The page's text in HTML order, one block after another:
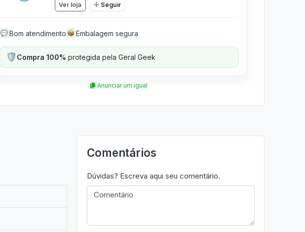
Ver loja Seguir
💬 Bom atendimento 📦 Embalagem segura
🛡️Compra 100% protegida pela Geral Geek
Anunciar um igual
Comentários
Dúvidas? Escreva aqui seu comentário.